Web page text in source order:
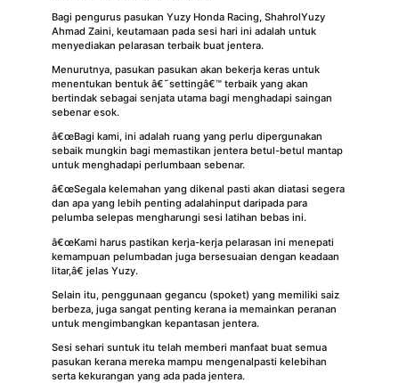
Bagi pengurus pasukan Yuzy Honda Racing, ShahrolYuzy
Ahmad Zaini, keutamaan pada sesi hari ini adalah untuk
menyediakan pelarasan terbaik buat jentera.
Menurutnya, pasukan pasukan akan bekerja keras untuk
menentukan bentuk â€˜settingâ€™ terbaik yang akan
bertindak sebagai senjata utama bagi menghadapi saingan
sebenar esok.
â€œBagi kami, ini adalah ruang yang perlu dipergunakan
sebaik mungkin bagi memastikan jentera betul-betul mantap
untuk menghadapi perlumbaan sebenar.
â€œSegala kelemahan yang dikenal pasti akan diatasi segera
dan apa yang lebih penting adalahinput daripada para
pelumba selepas mengharungi sesi latihan bebas ini.
â€œKami harus pastikan kerja-kerja pelarasan ini menepati
kemampuan pelumbadan juga bersesuaian dengan keadaan
litar,â€ jelas Yuzy.
Selain itu, penggunaan gegancu (spoket) yang memiliki saiz
berbeza, juga sangat penting kerana ia memainkan peranan
untuk mengimbangkan kepantasan jentera.
Sesi sehari suntuk itu telah memberi manfaat buat semua
pasukan kerana mereka mampu mengenalpasti kelebihan
serta kekurangan yang ada pada jentera.